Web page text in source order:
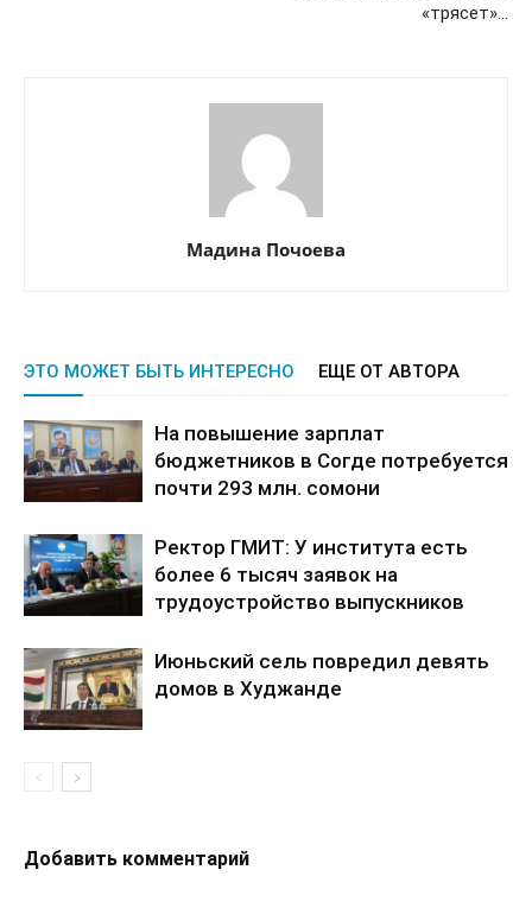
«трясет»…
Мадина Почоева
ЭТО МОЖЕТ БЫТЬ ИНТЕРЕСНО ЕЩЕ ОТ АВТОРА
На повышение зарплат
бюджетников в Согде потребуется
почти 293 млн. сомони
Ректор ГМИТ: У института есть
более 6 тысяч заявок на
трудоустройство выпускников
Июньский сель повредил девять
домов в Худжанде
Добавить комментарий